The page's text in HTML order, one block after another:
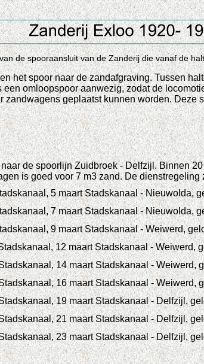
de spooraansluit van de Zanderij die vanaf de
het spoor naar de zandafgraving. Tussen
omloopspoor aanwezig, zodat de
geplaatst kunnen worden.
de spoorlijn Zuidbroek - Delfzijl. Binnen
is goed voor 7 m3 zand. De dienstregeling
5 maart Stadskanaal - Nieuwolda,
7 maart Stadskanaal - Nieuwolda,
9 maart Stadskanaal - Weiwerd,
12 maart Stadskanaal - Weiwerd,
14 maart Stadskanaal - Weiwerd,
16 maart Stadskanaal - Weiwerd,
19 maart Stadskanaal - Delfzijl,
21 maart Stadskanaal - Delfzijl,
23 maart Stadskanaal - Delfzijl,